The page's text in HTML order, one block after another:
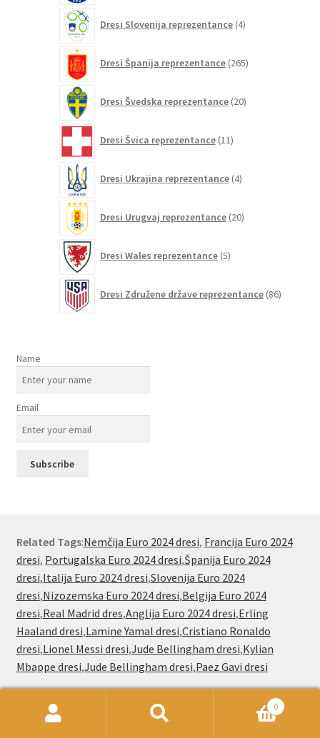
Dresi Slovenija reprezentance 4izdelki
Dresi Španija reprezentance 265izdelkov
Dresi Švedska reprezentance 20izdelkov
Dresi Švica reprezentance 11izdelkov
Dresi Ukrajina reprezentance 4izdelki
Dresi Urugvaj reprezentance 20izdelkov
Dresi Wales reprezentance 5izdelkov
Dresi Združene države reprezentance 86izdelkov
Name
Email
Related Tags:Nemčija Euro 2024 dresi, Francija Euro 2024
dresi, Portugalska Euro 2024 dresi,Španija Euro 2024
dresi,Italija Euro 2024 dresi,Slovenija Euro 2024
dresi,Nizozemska Euro 2024 dresi,Belgija Euro 2024
dresi,Real Madrid dres,Anglija Euro 2024 dresi,Erling
Haaland dresi,Lamine Yamal dresi,Cristiano Ronaldo
dresi,Lionel Messi dresi,Jude Bellingham dresi,Kylian
Mbappe dresi,Jude Bellingham dresi,Paez Gavi dresi
0